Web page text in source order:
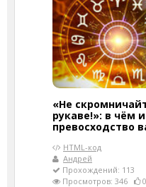
«Не
рукаве!»: в чём
превосходство
HTML-код
Андрей
Прохождений: 113
Просмотров: 346
0